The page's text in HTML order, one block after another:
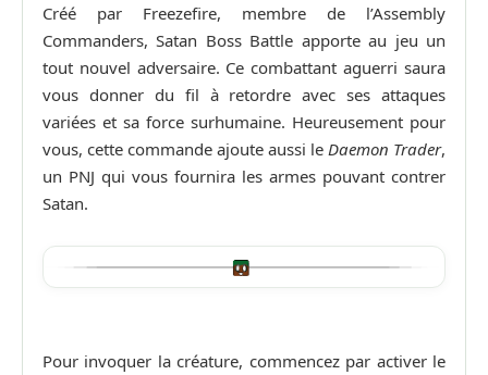
Créé par Freezefire, membre de l’Assembly
Commanders, Satan Boss Battle apporte au jeu un
tout nouvel adversaire. Ce combattant aguerri saura
vous donner du fil à retordre avec ses attaques
variées et sa force surhumaine. Heureusement pour
vous, cette commande ajoute aussi le Daemon Trader,
un PNJ qui vous fournira les armes pouvant contrer
Satan.
Pour invoquer la créature, commencez par activer le